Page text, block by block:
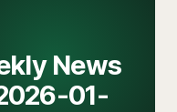
News
01-